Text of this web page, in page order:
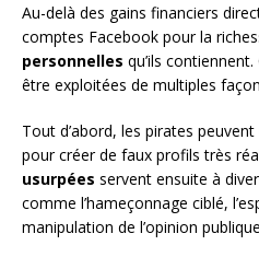
Au-delà des gains financiers
comptes Facebook pour la
personnelles qu’ils
être exploitées de multiples
Tout d’abord, les pirates
pour créer de faux profils très
usurpées servent ensuite à
comme l’hameçonnage ciblé,
manipulation de l’opinion